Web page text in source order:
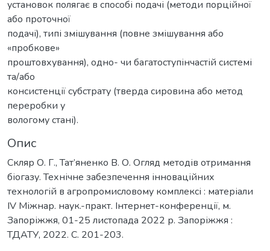
установок полягає в способі подачі (методи порційної
або проточної
подачі), типі змішування (повне змішування або
«пробкове»
проштовхування), одно- чи багатоступінчастій системі
та/або
консистенції субстрату (тверда сировина або метод
переробки у
вологому стані).
Опис
Скляр О. Г., Тат’яненко В. О. Огляд методів отримання
біогазу. Технічне забезпечення інноваційних
технологій в агропромисловому комплексі : матеріали
IV Міжнар. наук.-практ. Інтернет-конференції, м.
Запоріжжя, 01-25 листопада 2022 р. Запоріжжя :
ТДАТУ, 2022. С. 201-203.